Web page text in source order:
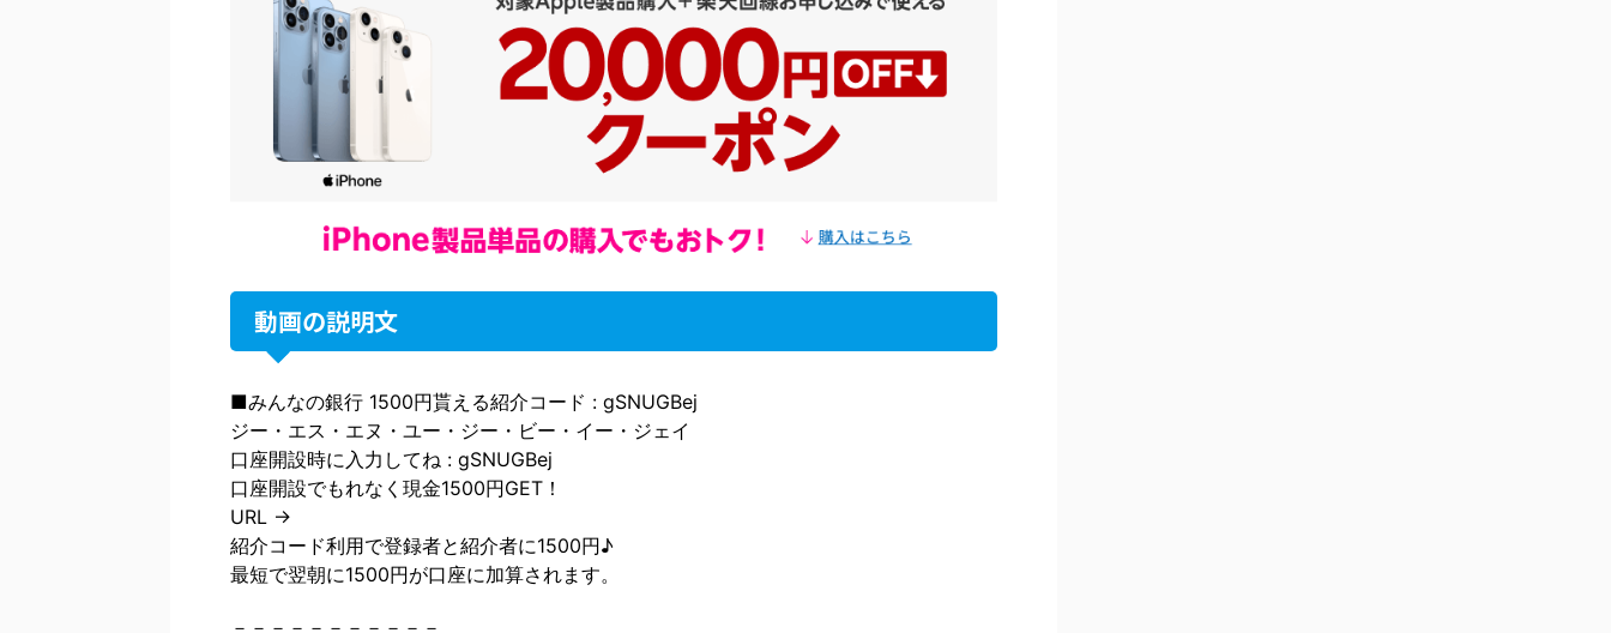
動画の説明文
■みんなの銀行 1500円貰える紹介コード : gSNUGBej
ジー・エス・エヌ・ユー・ジー・ビー・イー・ジェイ
口座開設時に入力してね : gSNUGBej
口座開設でもれなく現金1500円GET！
URL →
紹介コード利用で登録者と紹介者に1500円♪
最短で翌朝に1500円が口座に加算されます。
－－－－－－－－－－－